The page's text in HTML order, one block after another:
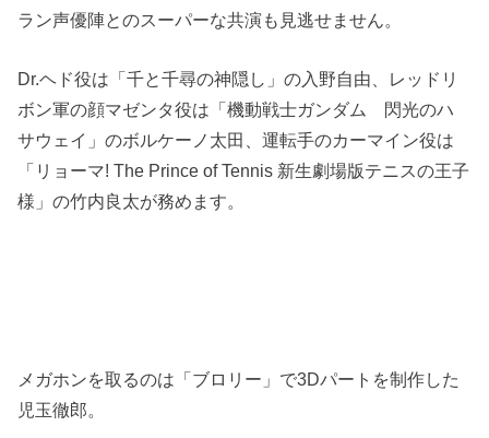
ラン声優陣とのスーパーな共演も見逃せません。
Dr.ヘド役は「千と千尋の神隠し」の入野自由、レッドリ
ボン軍の顔マゼンタ役は「機動戦士ガンダム 閃光のハ
サウェイ」のボルケーノ太田、運転手のカーマイン役は
「リョーマ! The Prince of Tennis 新生劇場版テニスの王子
様」の竹内良太が務めます。
メガホンを取るのは「ブロリー」で3Dパートを制作した
児玉徹郎。